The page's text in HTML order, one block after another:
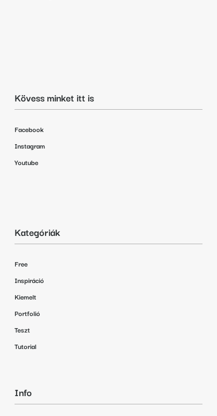
Kövess minket itt is
Facebook
Instagram
Youtube
Kategóriák
Free
Inspiráció
Kiemelt
Portfolió
Teszt
Tutorial
Info